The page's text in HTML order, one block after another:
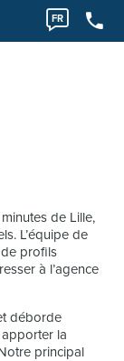
FR
de Lille,
L’équipe de
profils
à l’agence
déborde
la
principal